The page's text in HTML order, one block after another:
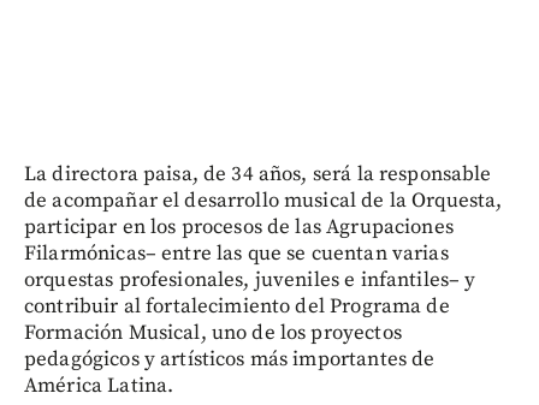
La directora paisa, de 34 años, será la responsable
de acompañar el desarrollo musical de la Orquesta,
participar en los procesos de las Agrupaciones
Filarmónicas– entre las que se cuentan varias
orquestas profesionales, juveniles e infantiles– y
contribuir al fortalecimiento del Programa de
Formación Musical, uno de los proyectos
pedagógicos y artísticos más importantes de
América Latina.